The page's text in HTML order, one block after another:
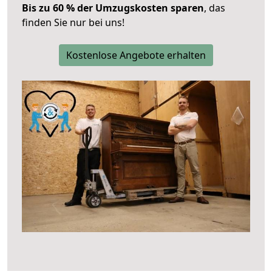
Bis zu 60 % der Umzugskosten sparen, das
finden Sie nur bei uns!
Kostenlose Angebote erhalten